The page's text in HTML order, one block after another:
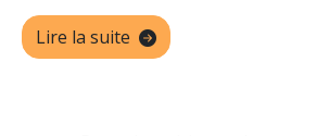
Lire la suite